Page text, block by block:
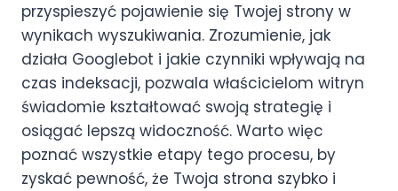
przyspieszyć pojawienie się Twojej strony w
wynikach wyszukiwania. Zrozumienie, jak
działa Googlebot i jakie czynniki wpływają na
czas indeksacji, pozwala właścicielom witryn
świadomie kształtować swoją strategię i
osiągać lepszą widoczność. Warto więc
poznać wszystkie etapy tego procesu, by
zyskać pewność, że Twoja strona szybko i